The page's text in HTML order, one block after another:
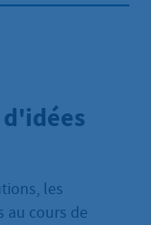
les
au cours de